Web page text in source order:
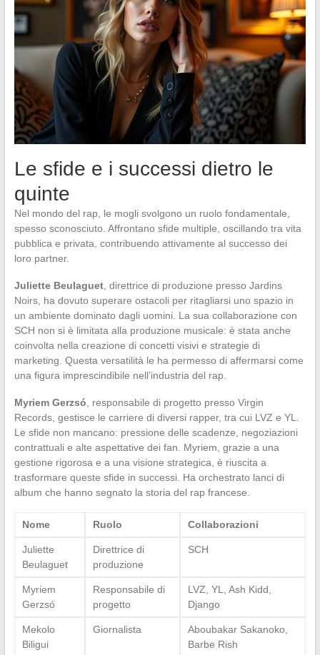
Le sfide e i successi dietro le
quinte
Nel mondo del rap, le mogli svolgono un ruolo fondamentale,
spesso sconosciuto. Affrontano sfide multiple, oscillando tra vita
pubblica e privata, contribuendo attivamente al successo dei
loro partner.
Juliette Beulaguet, direttrice di produzione presso Jardins
Noirs, ha dovuto superare ostacoli per ritagliarsi uno spazio in
un ambiente dominato dagli uomini. La sua collaborazione con
SCH non si è limitata alla produzione musicale: è stata anche
coinvolta nella creazione di concetti visivi e strategie di
marketing. Questa versatilità le ha permesso di affermarsi come
una figura imprescindibile nell’industria del rap.
Myriem Gerzsó, responsabile di progetto presso Virgin
Records, gestisce le carriere di diversi rapper, tra cui LVZ e YL.
Le sfide non mancano: pressione delle scadenze, negoziazioni
contrattuali e alte aspettative dei fan. Myriem, grazie a una
gestione rigorosa e a una visione strategica, è riuscita a
trasformare queste sfide in successi. Ha orchestrato lanci di
album che hanno segnato la storia del rap francese.
Nome Ruolo Collaborazioni
Juliette
Beulaguet
Direttrice di
produzione
SCH
Myriem
Gerzsó
Responsabile di
progetto
LVZ, YL, Ash Kidd,
Django
Mekolo
Biligui
Giornalista
Aboubakar Sakanoko,
Barbe Rish